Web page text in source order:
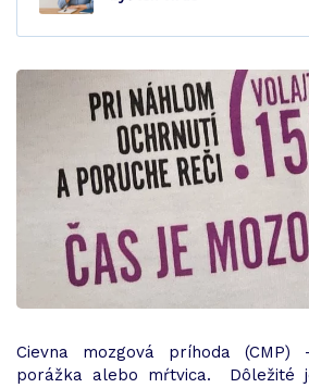
Cievna mozgová príhoda (CMP)
porážka alebo mŕtvica. Dôležité